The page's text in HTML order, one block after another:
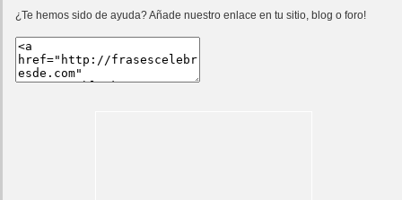
¿Te hemos sido de ayuda? Añade nuestro enlace en tu sitio, blog o foro!